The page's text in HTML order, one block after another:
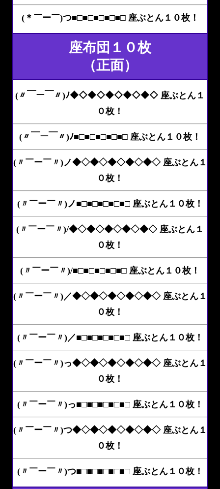
(＊￣ー￣)つ■□■□■□■□■□ 座ぶとん１０枚！
座布団１０枚
（正面）
(〃￣ー￣〃)ﾉ◆◇◆◇◆◇◆◇◆◇ 座ぶとん１
０枚！
(〃￣ー￣〃)ﾉ■□■□■□■□■□ 座ぶとん１０枚！
(〃￣ー￣〃)ノ◆◇◆◇◆◇◆◇◆◇ 座ぶとん１
０枚！
(〃￣ー￣〃)ノ■□■□■□■□■□ 座ぶとん１０枚！
(〃￣ー￣〃)/◆◇◆◇◆◇◆◇◆◇ 座ぶとん１
０枚！
(〃￣ー￣〃)/■□■□■□■□■□ 座ぶとん１０枚！
(〃￣ー￣〃)／◆◇◆◇◆◇◆◇◆◇ 座ぶとん１
０枚！
(〃￣ー￣〃)／■□■□■□■□■□ 座ぶとん１０枚！
(〃￣ー￣〃)っ◆◇◆◇◆◇◆◇◆◇ 座ぶとん１
０枚！
(〃￣ー￣〃)っ■□■□■□■□■□ 座ぶとん１０枚！
(〃￣ー￣〃)つ◆◇◆◇◆◇◆◇◆◇ 座ぶとん１
０枚！
(〃￣ー￣〃)つ■□■□■□■□■□ 座ぶとん１０枚！